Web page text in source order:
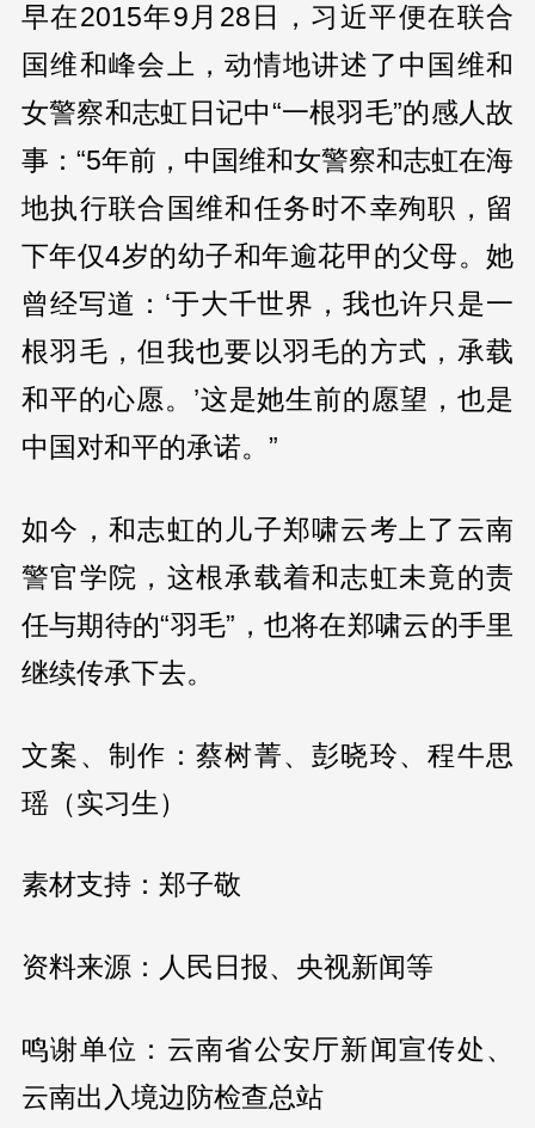
早在2015年9月28日，习近平便在联合
国维和峰会上，动情地讲述了中国维和
女警察和志虹日记中“一根羽毛”的感人故
事：“5年前，中国维和女警察和志虹在海
地执行联合国维和任务时不幸殉职，留
下年仅4岁的幼子和年逾花甲的父母。她
曾经写道：‘于大千世界，我也许只是一
根羽毛，但我也要以羽毛的方式，承载
和平的心愿。’这是她生前的愿望，也是
中国对和平的承诺。”
如今，和志虹的儿子郑啸云考上了云南
警官学院，这根承载着和志虹未竟的责
任与期待的“羽毛”，也将在郑啸云的手里
继续传承下去。
文案、制作：蔡树菁、彭晓玲、程牛思
瑶（实习生）
素材支持：郑子敬
资料来源：人民日报、央视新闻等
鸣谢单位：云南省公安厅新闻宣传处、
云南出入境边防检查总站